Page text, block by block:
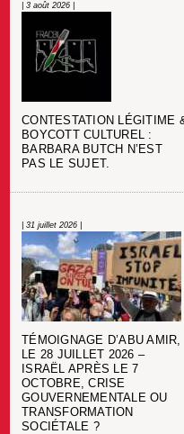
| 3 août 2026 |
CONTESTATION LÉGITIME
BOYCOTT CULTUREL :
BARBARA BUTCH N’EST
PAS LE SUJET.
| 31 juillet 2026 |
TÉMOIGNAGE D’ABU AMIR,
LE 28 JUILLET 2026 –
ISRAËL APRÈS LE 7
OCTOBRE, CRISE
GOUVERNEMENTALE OU
TRANSFORMATION
SOCIÉTALE ?